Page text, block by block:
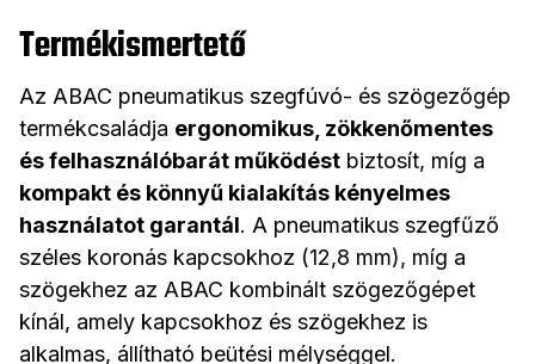
Termékismertető
Az ABAC pneumatikus szegfúvó- és szögezőgép
termékcsaládja ergonomikus, zökkenőmentes
és felhasználóbarát működést biztosít, míg a
kompakt és könnyű kialakítás kényelmes
használatot garantál. A pneumatikus szegfűző
széles koronás kapcsokhoz (12,8 mm), míg a
szögekhez az ABAC kombinált szögezőgépet
kínál, amely kapcsokhoz és szögekhez is
alkalmas, állítható beütési mélységgel.